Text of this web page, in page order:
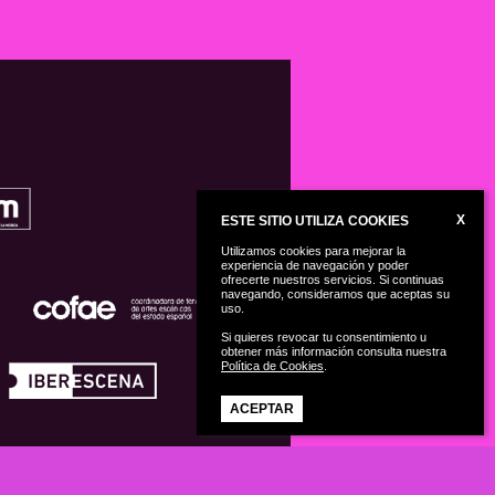
ESTE SITIO UTILIZA COOKIES X
Utilizamos cookies para mejorar la
experiencia de navegación y poder
ofrecerte nuestros servicios. Si continuas
navegando, consideramos que aceptas su
uso.
Si quieres revocar tu consentimiento u
obtener más información consulta nuestra
Política de Cookies
ACEPTAR